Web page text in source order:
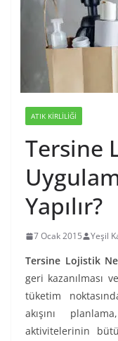
ATIK KIRLILIĞI
Tersine
Yapılır?
7 Ocak 2015 Yeşil
Tersine Lojistik
geri kazanılması
tüketim
akışını
aktivitelerinin